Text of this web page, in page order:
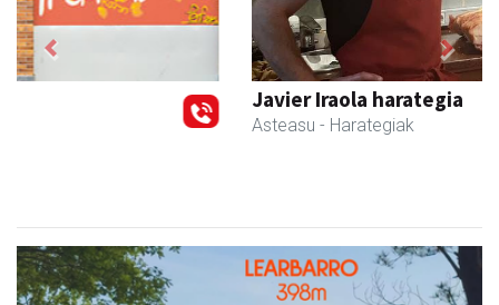
Javier Iraola harategia
Previous Next